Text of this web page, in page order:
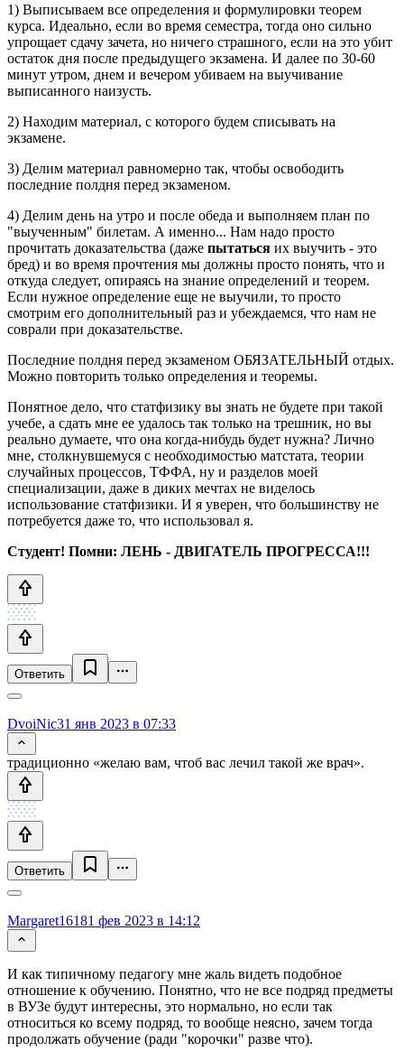
1) Выписываем все определения и формулировки теорем
курса. Идеально, если во время семестра, тогда оно сильно
упрощает сдачу зачета, но ничего страшного, если на это убит
остаток дня после предыдущего экзамена. И далее по 30-60
минут утром, днем и вечером убиваем на выучивание
выписанного наизусть.
2) Находим материал, с которого будем списывать на
экзамене.
3) Делим материал равномерно так, чтобы освободить
последние полдня перед экзаменом.
4) Делим день на утро и после обеда и выполняем план по
"выученным" билетам. А именно... Нам надо просто
прочитать доказательства (даже пытаться их выучить - это
бред) и во время прочтения мы должны просто понять, что и
откуда следует, опираясь на знание определений и теорем.
Если нужное определение еще не выучили, то просто
смотрим его дополнительный раз и убеждаемся, что нам не
соврали при доказательстве.
Последние полдня перед экзаменом ОБЯЗАТЕЛЬНЫЙ отдых.
Можно повторить только определения и теоремы.
Понятное дело, что статфизику вы знать не будете при такой
учебе, а сдать мне ее удалось так только на трешник, но вы
реально думаете, что она когда-нибудь будет нужна? Лично
мне, столкнувшемуся с необходимостью матстата, теории
случайных процессов, ТФФА, ну и разделов моей
специализации, даже в диких мечтах не виделось
использование статфизики. И я уверен, что большинству не
потребуется даже то, что использовал я.
Студент! Помни: ЛЕНЬ - ДВИГАТЕЛЬ ПРОГРЕССА!!!
Ответить
DvoiNic31 янв 2023 в 07:33
традиционно «желаю вам, чтоб вас лечил такой же врач».
Ответить
Margaret16181 фев 2023 в 14:12
И как типичному педагогу мне жаль видеть подобное
отношение к обучению. Понятно, что не все подряд предметы
в ВУЗе будут интересны, это нормально, но если так
относиться ко всему подряд, то вообще неясно, зачем тогда
продолжать обучение (ради "корочки" разве что).